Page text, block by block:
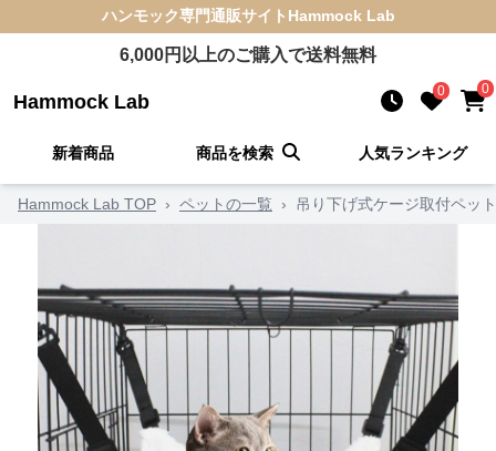
ハンモック専門通販サイト Hammock Lab
6,000円以上のご購入で送料無料
Hammock Lab 0 0
新着商品 商品を検索 人気ランキング
Hammock Lab TOP › ペットの一覧 › 吊り下げ式ケージ取付ペッ